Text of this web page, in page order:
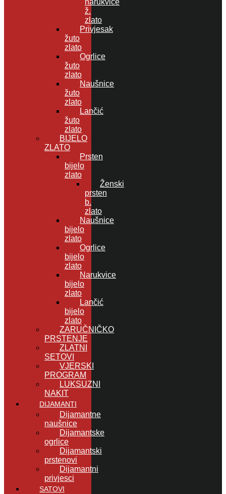
ž.
zlato
Privjesak
žuto
zlato
Ogrlice
žuto
zlato
Naušnice
žuto
zlato
Lančić
žuto
zlato
BIJELO
ZLATO
Prsten
bijelo
zlato
Ženski
prsten
b.
zlato
Naušnice
bijelo
zlato
Ogrlice
bijelo
zlato
Narukvice
bijelo
zlato
Lančić
bijelo
zlato
ZARUČNIČKO
PRSTENJE
ZLATNI
SETOVI
VJERSKI
PROGRAM
LUKSUZNI
NAKIT
DIJAMANTI
Dijamantne
naušnice
Dijamantske
ogrlice
Dijamantski
prstenovi
Dijamantni
privjesci
SATOVI